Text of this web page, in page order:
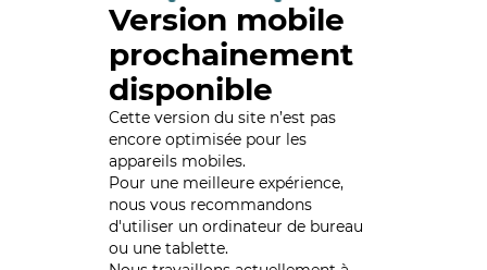
Version mobile
prochainement
disponible
Cette version du site n’est pas
encore optimisée pour les
appareils mobiles.
Pour une meilleure expérience,
nous vous recommandons
d'utiliser un ordinateur de bureau
ou une tablette.